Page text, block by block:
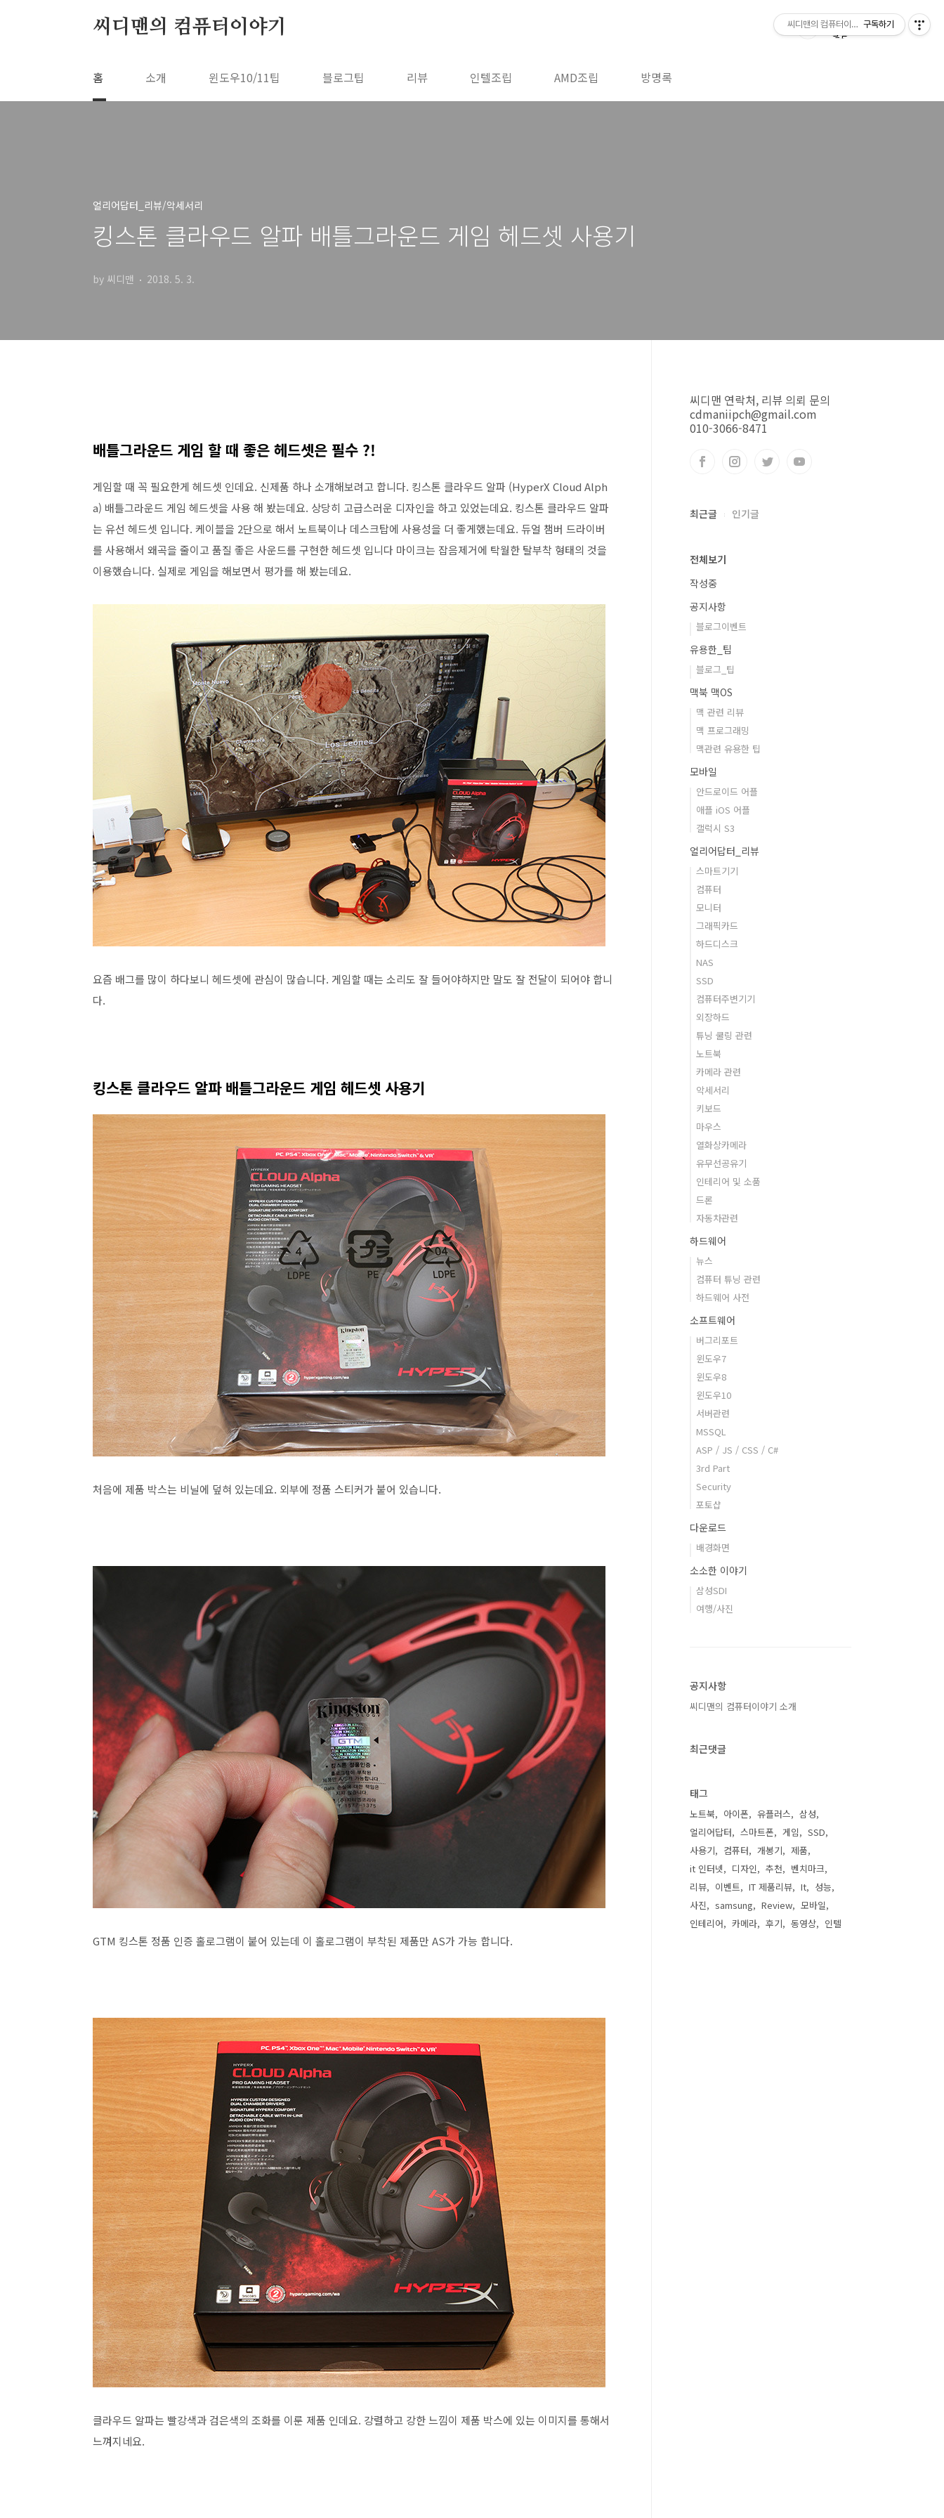
씨디맨의 컴퓨터이야기
홈 소개 윈도우10/11팁 블로그팁 리뷰 인텔조립 AMD조립 방명록
얼리어답터_리뷰/악세서리
킹스톤 클라우드 알파 배틀그라운드 게임 헤드셋 사용기
by 씨디맨 2018. 5. 3.
배틀그라운드 게임 할 때 좋은 헤드셋은 필수 ?!
게임할 때 꼭 필요한게 헤드셋 인데요. 신제품 하나 소개해보려고 합니다. 킹스톤 클라우드 알파 (HyperX Cloud Alph
a) 배틀그라운드 게임 헤드셋을 사용 해 봤는데요. 상당히 고급스러운 디자인을 하고 있었는데요. 킹스톤 클라우드 알파
는 유선 헤드셋 입니다. 케이블을 2단으로 해서 노트북이나 데스크탑에 사용성을 더 좋게했는데요. 듀얼 챔버 드라이버
를 사용해서 왜곡을 줄이고 품질 좋은 사운드를 구현한 헤드셋 입니다 마이크는 잡음제거에 탁월한 탈부착 형태의 것을
이용했습니다. 실제로 게임을 해보면서 평가를 해 봤는데요.
요즘 배그를 많이 하다보니 헤드셋에 관심이 많습니다. 게임할 때는 소리도 잘 들어야하지만 말도 잘 전달이 되어야 합니
다.
킹스톤 클라우드 알파 배틀그라운드 게임 헤드셋 사용기
처음에 제품 박스는 비닐에 덮혀 있는데요. 외부에 정품 스티커가 붙어 있습니다.
GTM 킹스톤 정품 인증 홀로그램이 붙어 있는데 이 홀로그램이 부착된 제품만 AS가 가능 합니다.
클라우드 알파는 빨강색과 검은색의 조화를 이룬 제품 인데요. 강렬하고 강한 느낌이 제품 박스에 있는 이미지를 통해서
느껴지네요.
씨디맨 연락처, 리뷰 의뢰 문의
cdmaniipch@gmail.com
010-3066-8471
최근글 인기글
전체보기
작성중
공지사항
블로그이벤트
유용한_팁
블로그_팁
맥북 맥OS
맥 관련 리뷰
맥 프로그래밍
맥관련 유용한 팁
모바일
안드로이드 어플
애플 iOS 어플
갤럭시 S3
얼리어답터_리뷰
스마트기기
컴퓨터
모니터
그래픽카드
하드디스크
NAS
SSD
컴퓨터주변기기
외장하드
튜닝 쿨링 관련
노트북
카메라 관련
악세서리
키보드
마우스
열화상카메라
유무선공유기
인테리어 및 소품
드론
자동차관련
하드웨어
뉴스
컴퓨터 튜닝 관련
하드웨어 사전
소프트웨어
버그리포트
윈도우7
윈도우8
윈도우10
서버관련
MSSQL
ASP / JS / CSS / C#
3rd Part
Security
포토샵
다운로드
배경화면
소소한 이야기
삼성SDI
여행/사진
공지사항
씨디맨의 컴퓨터이야기 소개
최근댓글
태그
노트북 아이폰 유플러스
삼성
얼리어답터
스마트폰 게임
SSD
사용기
컴퓨터 개봉기
제품
it 인터넷
디자인 추천
벤치마크
리뷰
이벤트 IT 제품리뷰 It
성능
사진
samsung Review
모바일
인테리어
카메라 후기 동영상 인텔
씨디맨의 컴퓨터이야기구독하기